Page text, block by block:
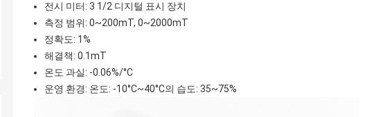
전시 미터: 3 1/2 디지털 표시 장치
측정 범위: 0~200mT, 0~2000mT
정확도: 1%
해결책: 0.1mT
온도 과실: -0.06%/°C
운영 환경: 온도: -10°C~40°C의 습도: 35~75%